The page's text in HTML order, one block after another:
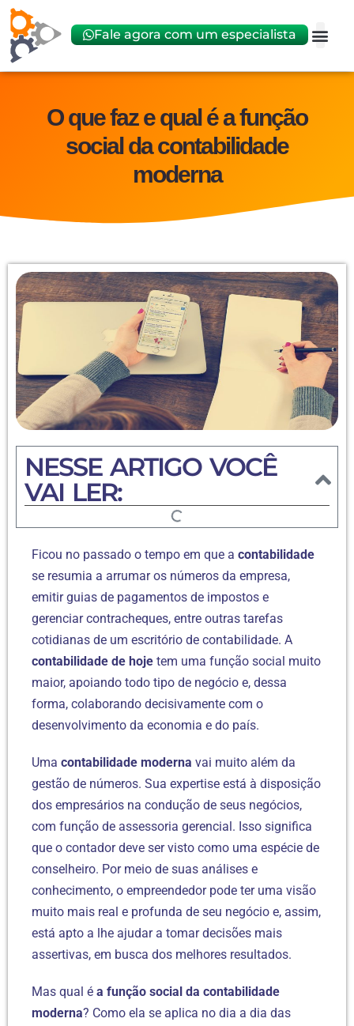
Fale agora com um especialista
O que faz e qual é a função
social da contabilidade
moderna
NESSE ARTIGO VOCÊ
VAI LER:
Ficou no passado o tempo em que a contabilidade
se resumia a arrumar os números da empresa,
emitir guias de pagamentos de impostos e
gerenciar contracheques, entre outras tarefas
cotidianas de um escritório de contabilidade. A
contabilidade de hoje tem uma função social muito
maior, apoiando todo tipo de negócio e, dessa
forma, colaborando decisivamente com o
desenvolvimento da economia e do país.
Uma contabilidade moderna vai muito além da
gestão de números. Sua expertise está à disposição
dos empresários na condução de seus negócios,
com função de assessoria gerencial. Isso significa
que o contador deve ser visto como uma espécie de
conselheiro. Por meio de suas análises e
conhecimento, o empreendedor pode ter uma visão
muito mais real e profunda de seu negócio e, assim,
está apto a lhe ajudar a tomar decisões mais
assertivas, em busca dos melhores resultados.
Mas qual é a função social da contabilidade
moderna? Como ela se aplica no dia a dia das